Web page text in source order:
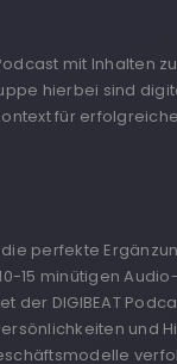
mit Inhalten
hierbei sind
für
die perfekte
15 minütigen
der DIGIBEAT
und